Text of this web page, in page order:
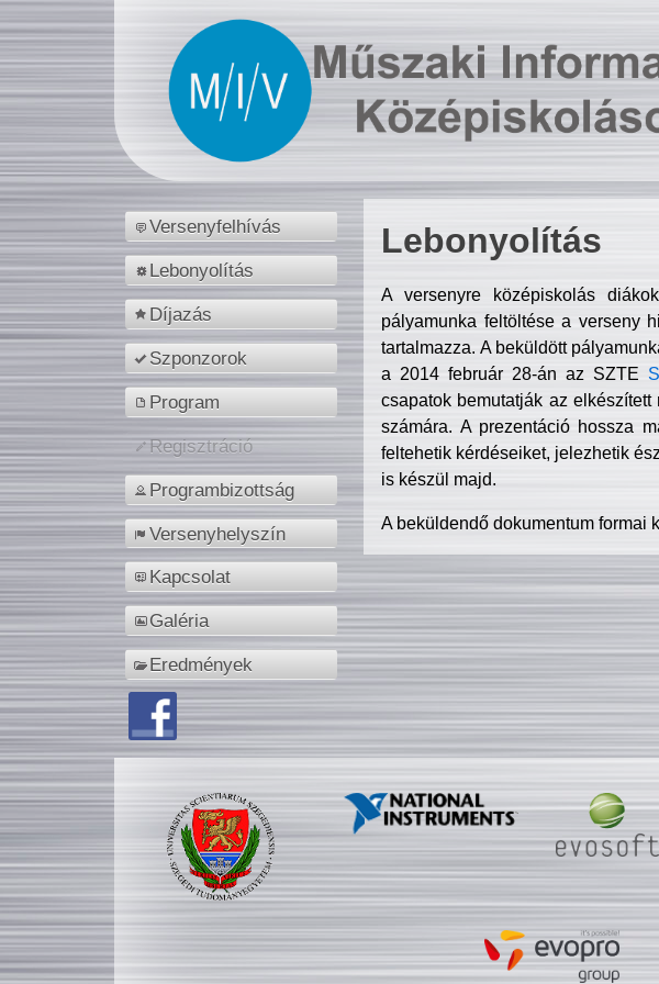
Versenyfelhívás
Lebonyolítás
Díjazás
Szponzorok
Program
Regisztráció
Programbizottság
Versenyhelyszín
Kapcsolat
Galéria
Eredmények
Lebonyolítás
A versenyre középiskolás
pályamunka feltöltése a verseny
tartalmazza. A beküldött
a 2014 február 28-án az SZTE
csapatok bemutatják az
számára. A prezentáció hossza
feltehetik kérdéseiket, jelezhetik
is készül majd.
A beküldendő dokumentum formai